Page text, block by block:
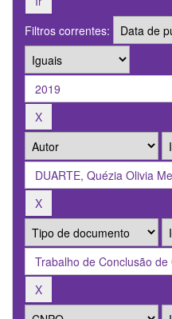
Filtros correntes: